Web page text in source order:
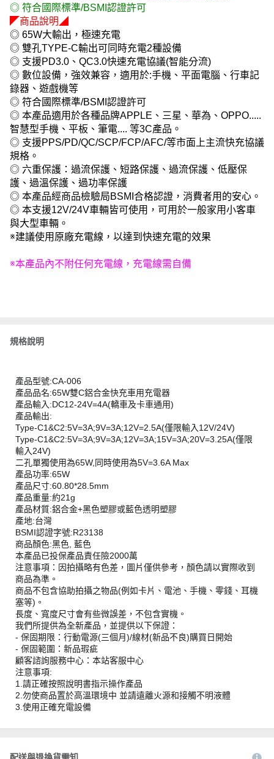
◎ 符合國際標準/BSMI認證許可
◤商品說明◢
◎ 65W大輸出，極速充電
◎ 雙孔TYPE-C輸出可同時充電2種設備
◎ 支援PD3.0、QC3.0快速充電協議(智能分流)
◎ 數位設備，強效兼容，適用於:手機、平面電腦、行車記
錄器、遊戲機等
◎ 符合國際標準/BSMI認證許可
◎ 本產品適用於各種品牌APPLE、三星、華為、OPPO.....
智慧型手機、平板、筆電.... 等3C產品。
◎ 支援PPS/PD/QC/SCP/FCP/AFC/等市面上主流快充協議
規格。
◎ 六重保護：過流保護、短路保護、過流保護、低壓保
護、過溫保護、過功率保護
◎ 本產品經商品檢驗局BSMI合格認證，消費者用的安心。
◎ 本支援12V/24V車輛皆可使用，可用於一般家用小客車
與大型車輛。
※建議使用原廠充電線，以達到快速充電的效果
※本產品內不附任何充電線，充電線需自備
規格說明
產品型號:CA-006
產品品名:65W雙C鋁合金快充車用充電器
產品輸入:DC12-24V=4A(轎車及卡車通用)
產品輸出:
Type-C1&C2:5V=3A;9V=3A;12V=2.5A(僅限輸入12V/24V)
Type-C1&C2:5V=3A;9V=3A;12V=3A;15V=3A;20V=3.25A(僅限
輸入24V)
二孔單獨使用為65W,同時使用為5V=3.6A Max
產品功率:65W
產品尺寸:60.80*28.5mm
產品重量:約21g
產品材質:鋁合金+黑色塑膠或藍色透明塑膠
產地:台灣
BSMI認證字號:R23138
商品顏色:黑色, 藍色
本產品已投保產品責任險2000萬
注意事項：因拍攝略有色差，圖片僅供參考，顏色請以實際收到
商品為準。
商品不包含協助拍攝之物品(例如卡片、電池、手機、零錢、耳機
塞等)。
長度、寬度尺寸會有些微誤差，不包含實機。
我們所提供為全新產品，並提供以下保證：
- 保固期限：行動電源(三個月)/線材(新品不良)購買日開始
- 保固範圍：新品瑕疵
顧客諮詢服務中心：本站客服中心
注意事項:
1.請正確按照說明書指示操作產品
2.勿使商品置於高溫環境中 並請遠離火源和接觸不明液體
3.使用正確充電設備